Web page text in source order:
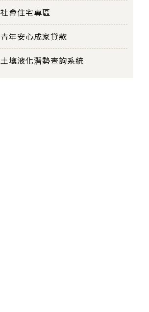
社會住宅專區
青年安心成家貸款
土壤液化潛勢查詢系統